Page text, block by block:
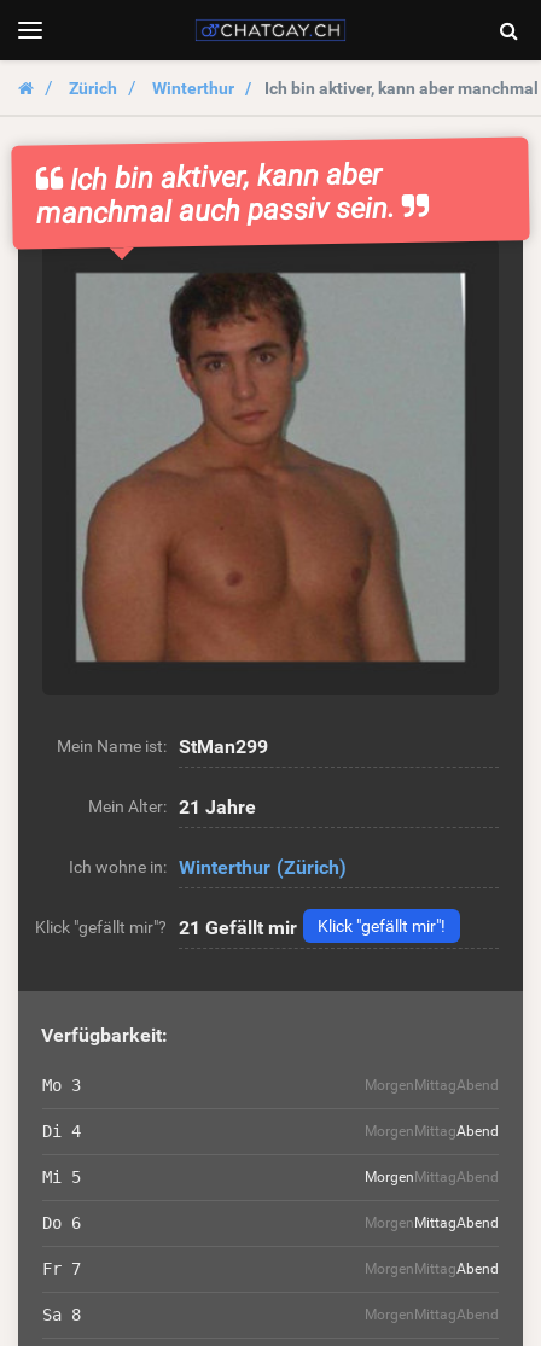
navigation
Zürich Winterthur Ich bin aktiver, kann aber
Ich bin aktiver, kann aber
manchmal auch passiv sein.
Mein Name ist: StMan299
Mein Alter: 21 Jahre
Ich wohne in: Winterthur (Zürich)
Klick "gefällt mir"? 21Gefällt mir Klick "gefällt mir"!
Verfügbarkeit:
Mo 3 MorgenMittagAbend
Di 4 MorgenMittagAbend
Mi 5 MorgenMittagAbend
Do 6 MorgenMittagAbend
Fr 7 MorgenMittagAbend
Sa 8 MorgenMittagAbend